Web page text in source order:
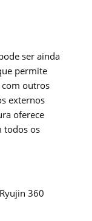
ser ainda
permite
outros
externos
oferece
todos os
360